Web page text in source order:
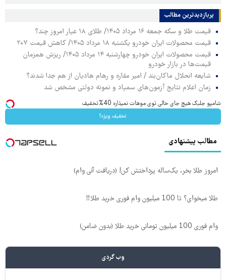
پربازدیدترین‌ مطالب
قیمت طلا و سکه جمعه ۱۶ مرداد ۱۴۰۵/ طلای ۱۸ عیار امروز چند؟
قیمت محصولات ایران خودرو یکشنبه ۱۸ مرداد ۱۴۰۵/ کاهش قیمت ۲۰۷
قیمت محصولات ایران خودرو چهارشنبه ۱۴ مرداد ۱۴۰۵/ ریزش همزمان
قیمت‌ها در بازار خودرو
شایعه انحلال ماکان‌بند / امیر مقاره و رهام هادیان از هم جدا شدند؟
زمان اعلام نتایج آزمون‌های سمپاد و نمونه دولتی مشخص شد
شامپو جلبک هیچ جای خالی توی موهات نمیذاره 40%تخفیف
تخفیف ویژه!
مطالب پیشنهادی
امروز طلا بخر، یک‌ساله پرداختش کن! (دریافت آنی وام)
طلا میخوای؟ تا 100 میلیون وام فوری خرید طلا‼️
وام فوری 100 میلیون تومانی خرید طلا (بدون ضامن)
وب گردی